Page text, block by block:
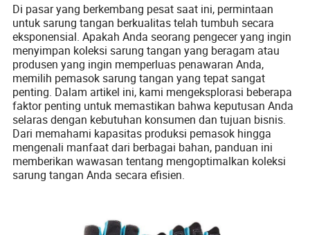
Di pasar yang berkembang pesat saat ini, permintaan
untuk sarung tangan berkualitas telah tumbuh secara
eksponensial. Apakah Anda seorang pengecer yang ingin
menyimpan koleksi sarung tangan yang beragam atau
produsen yang ingin memperluas penawaran Anda,
memilih pemasok sarung tangan yang tepat sangat
penting. Dalam artikel ini, kami mengeksplorasi beberapa
faktor penting untuk memastikan bahwa keputusan Anda
selaras dengan kebutuhan konsumen dan tujuan bisnis.
Dari memahami kapasitas produksi pemasok hingga
mengenali manfaat dari berbagai bahan, panduan ini
memberikan wawasan tentang mengoptimalkan koleksi
sarung tangan Anda secara efisien.